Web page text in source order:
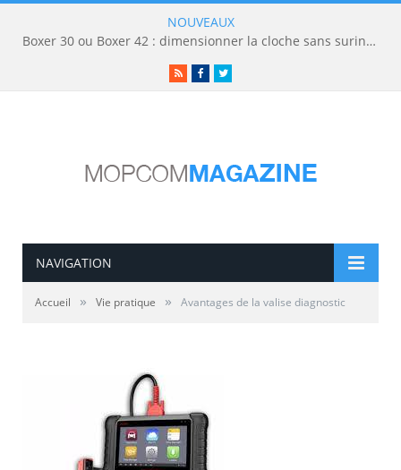
NOUVEAUX
Boxer 30 ou Boxer 42 : dimensionner la cloche sans surinvestir
RSSFacebookTwitter
NAVIGATION
Accueil » Vie pratique » Avantages de la valise diagnostic